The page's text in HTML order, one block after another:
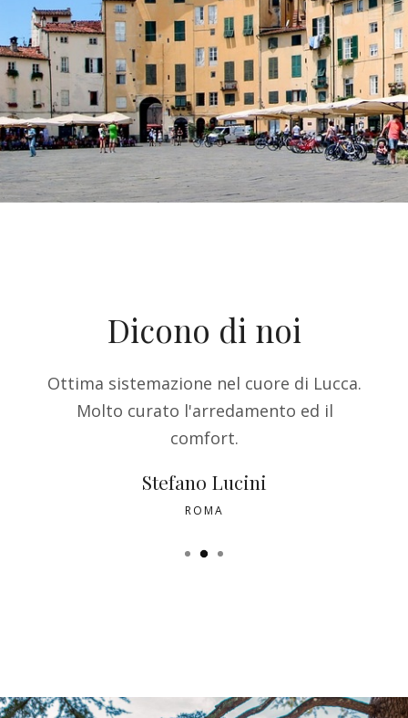
Dicono di noi
Ottima sistemazione nel cuore di Lucca.
Molto curato l'arredamento ed il
comfort.
Stefano Lucini
ROMA